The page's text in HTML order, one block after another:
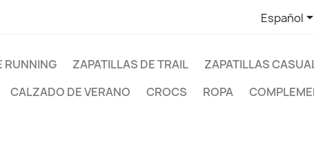
Español
RUNNING ZAPATILLAS DE TRAIL ZAPATILLAS
CALZADO DE VERANO
CROCS ROPA